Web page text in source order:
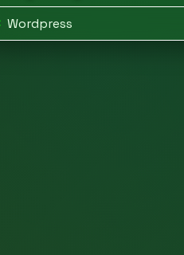
Wordpress